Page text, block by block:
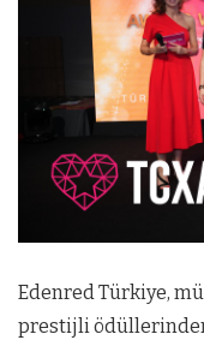
Edenred Türkiye,
prestijli